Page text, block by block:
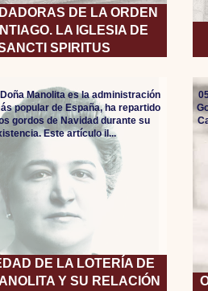
DE LA ORDEN
LA IGLESIA DE
SPIRITUS
DE LA LOTERÍA DE
Y SU RELACIÓN
Manolita es la administración
popular de España, ha repartido
gordos de Navidad durante su
Este artículo il...